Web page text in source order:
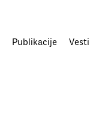
Publikacije Vesti